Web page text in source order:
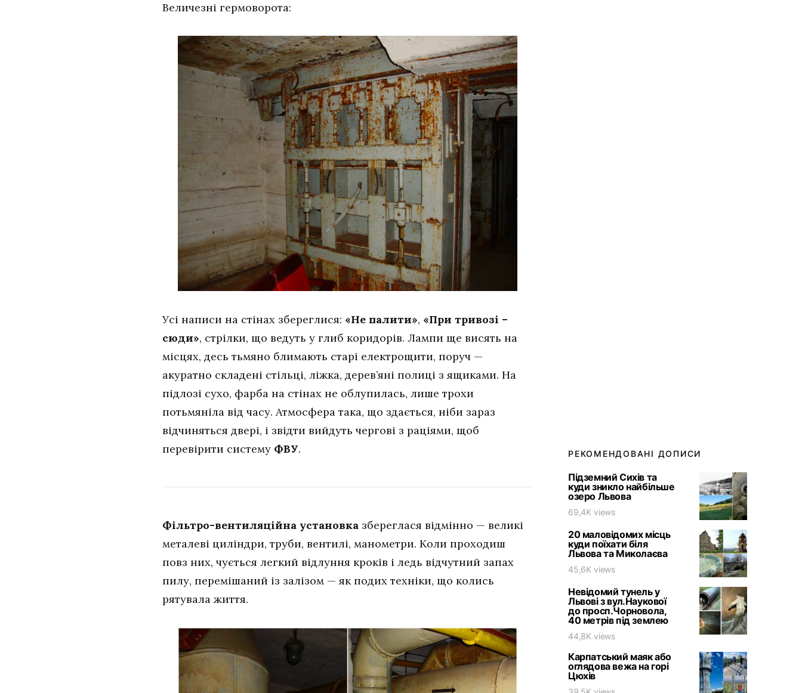
Величезні гермоворота:
Усі написи на стінах збереглися: «Не палити», «При тривозі –
сюди», стрілки, що ведуть у глиб коридорів. Лампи ще висять на
місцях, десь тьмяно блимають старі електрощити, поруч —
акуратно складені стільці, ліжка, дерев’яні полиці з ящиками. На
підлозі сухо, фарба на стінах не облупилась, лише трохи
потьмяніла від часу. Атмосфера така, що здається, ніби зараз
відчиняться двері, і звідти вийдуть чергові з раціями, щоб
перевірити систему ФВУ.
Фільтро-вентиляційна установка збереглася відмінно — великі
металеві циліндри, труби, вентилі, манометри. Коли проходиш
повз них, чується легкий відлуння кроків і ледь відчутний запах
пилу, перемішаний із залізом — як подих техніки, що колись
рятувала життя.
РЕКОМЕНДОВАНІ ДОПИСИ
Підземний Сихів та
куди зникло найбільше
озеро Львова
69,4K views
20 маловідомих місць
куди поїхати біля
Львова та Миколаєва
45,6K views
Невідомий тунель у
Львові з вул.Наукової
до просп.Чорновола,
40 метрів під землею
44,8K views
Карпатський маяк або
оглядова вежа на горі
Цюхів